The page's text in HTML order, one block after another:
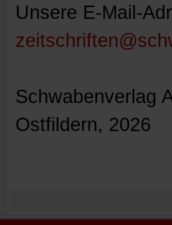
Unsere E-Mail-
Schwabenverlag
Ostfildern, 2026